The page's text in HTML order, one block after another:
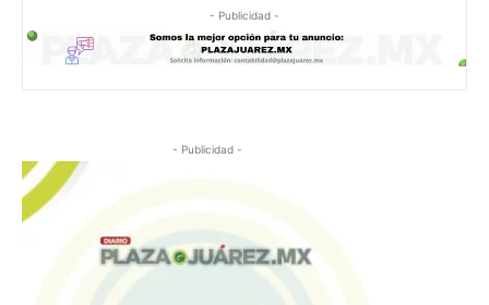
- Publicidad -
- Publicidad -